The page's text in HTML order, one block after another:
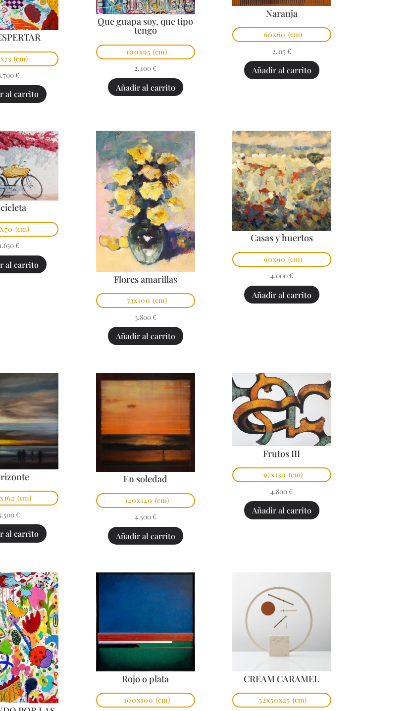
(cm)
€
al carrito
Que guapa soy, que tipo
tengo
100x95 (cm)
2.400 €
Añadir al carrito
Naranja
60x60 (cm)
2.115 €
Añadir al carrito
(cm)
1.650 €
al carrito
Flores amarillas
73x100 (cm)
3.800 €
Añadir al carrito
Casas y huertos
90x90 (cm)
4.000 €
Añadir al carrito
(cm)
€
al carrito
En soledad
140x140 (cm)
4.500 €
Añadir al carrito
Frutos III
97x130 (cm)
4.800 €
Añadir al carrito
Rojo o plata
100x100 (cm)
CREAM CARAMEL
52x50x25 (cm)